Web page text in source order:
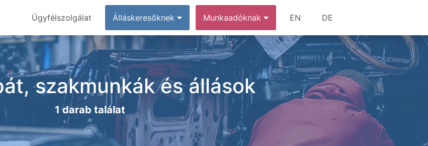
Ügyfélszolgálat Álláskeresőknek Munkaadóknak EN DE
szakmunkák és állások
1 darab találat